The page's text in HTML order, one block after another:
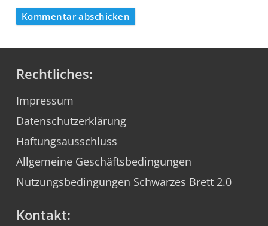
Kommentar abschicken
Rechtliches:
Impressum
Datenschutzerklärung
Haftungsausschluss
Allgemeine Geschäftsbedingungen
Nutzungsbedingungen Schwarzes Brett 2.0
Kontakt: